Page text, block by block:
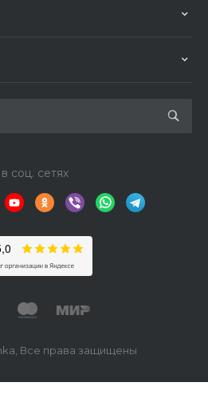
соц. сетях
Все права защищены